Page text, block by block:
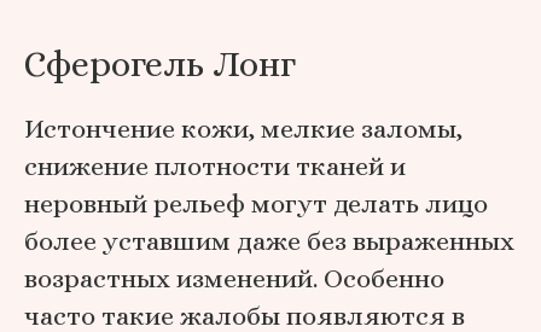
Сферогель Лонг
Истончение кожи, мелкие заломы,
снижение плотности тканей и
неровный рельеф могут делать лицо
более уставшим даже без выраженных
возрастных изменений. Особенно
часто такие жалобы появляются в